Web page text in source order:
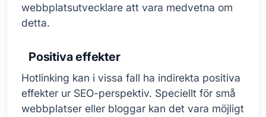
webbplatsutvecklare att vara medvetna om
detta.
Positiva effekter
Hotlinking kan i vissa fall ha indirekta positiva
effekter ur SEO-perspektiv. Speciellt för små
webbplatser eller bloggar kan det vara möjligt